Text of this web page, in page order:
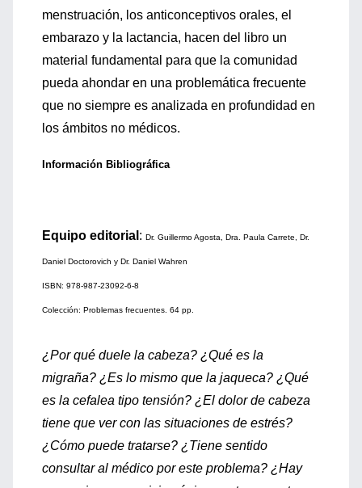
menstruación, los anticonceptivos orales, el
embarazo y la lactancia, hacen del libro un
material fundamental para que la comunidad
pueda ahondar en una problemática frecuente
que no siempre es analizada en profundidad en
los ámbitos no médicos.
Información Bibliográfica
Equipo editorial : Dr. Guillermo Agosta, Dra. Paula Carrete, Dr.
Daniel Doctorovich y Dr. Daniel Wahren
ISBN: 978-987-23092-6-8
Colección: Problemas frecuentes. 64 pp.
¿Por qué duele la cabeza? ¿Qué es la
migraña? ¿Es lo mismo que la jaqueca? ¿Qué
es la cefalea tipo tensión? ¿El dolor de cabeza
tiene que ver con las situaciones de estrés?
¿Cómo puede tratarse? ¿Tiene sentido
consultar al médico por este problema? ¿Hay